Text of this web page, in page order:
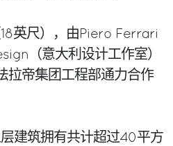
英尺），由Piero Ferrari
（意大利设计工作室）
拉帝集团工程部通力合作
建筑拥有共计超过40平方